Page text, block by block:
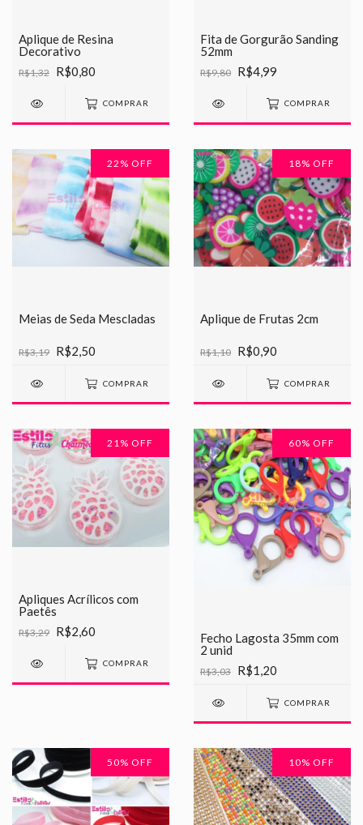
Aplique de Resina
Decorativo
R$1,32 R$0,80
COMPRAR
Fita de Gorgurão Sanding
52mm
R$9,80 R$4,99
COMPRAR
22 % OFF
Meias de Seda Mescladas
R$3,19 R$2,50
COMPRAR
18% OFF
Aplique de Frutas 2cm
R$1,10 R$0,90
COMPRAR
21% OFF
Apliques Acrílicos com
Paetês
R$3,29 R$2,60
COMPRAR
60% OFF
Fecho Lagosta 35mm com
2 unid
R$3,03 R$1,20
COMPRAR
50% OFF 10% OFF